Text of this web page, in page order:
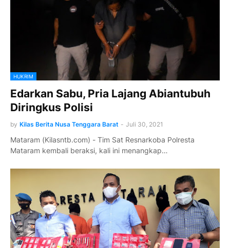
HUKRIM
Edarkan Sabu, Pria Lajang Abiantubuh
Diringkus Polisi
by Kilas Berita Nusa Tenggara Barat - Juli 30, 2021
Mataram (Kilasntb.com) - Tim Sat Resnarkoba Polresta
Mataram kembali beraksi, kali ini menangkap…